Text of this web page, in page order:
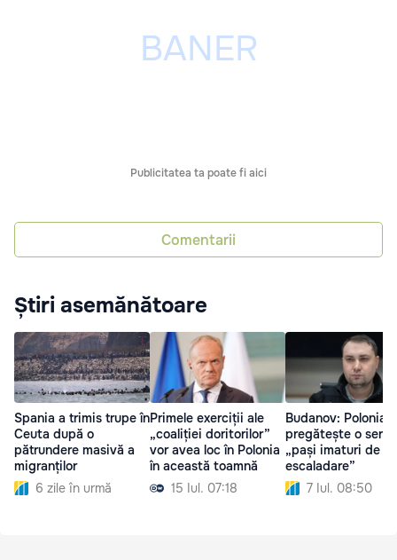
Publicitatea ta poate fi aici
Comentarii
Știri asemănătoare
Spania a trimis trupe în
Ceuta după o
pătrundere masivă a
migranților
6 zile în urmă
Primele exerciții ale
„coaliției doritorilor”
vor avea loc în Polonia
în această toamnă
15 Iul. 07:18
Budanov: Polonia
pregătește o serie
„pași imaturi de
escaladare”
7 Iul. 08:50